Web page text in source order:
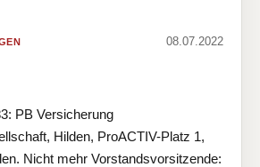
08.07.2022
PB Versicherung
Hilden, ProACTIV-Platz 1,
Nicht mehr Vorstandsvorsitzende: